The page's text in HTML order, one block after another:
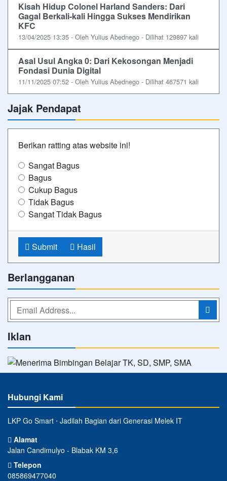
Kisah Hidup Colonel Harland Sanders: Dari
Gagal Berkali-kali Hingga Sukses Mendirikan
KFC
13/04/2025 13:35 - Oleh Yulius Abednego - Dilihat 129897 kali
Asal Usul Angka 0: Dari Kekosongan Menjadi
Fondasi Dunia Digital
11/11/2025 07:52 - Oleh Yulius Abednego - Dilihat 467571 kali
Jajak Pendapat
Berikan ratting atas website ini!
Sangat Bagus
Bagus
Cukup Bagus
Tidak Bagus
Sangat Tidak Bagus
Submit Hasil
Berlangganan
Iklan
Hubungi Kami
LKP Go Smart ⋅ Jadilah Bagian dari Generasi Melek IT
Alamat
Jalan Candimulyo - Blabak KM 3,6
Telepon
085869477040